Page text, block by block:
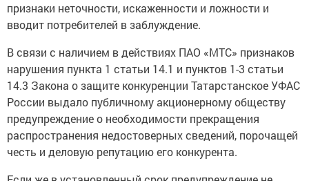
признаки неточности, искаженности и ложности и
вводит потребителей в заблуждение.
В связи с наличием в действиях ПАО «МТС» признаков
нарушения пункта 1 статьи 14.1 и пунктов 1-3 статьи
14.3 Закона о защите конкуренции Татарстанское УФАС
России выдало публичному акционерному обществу
предупреждение о необходимости прекращения
распространения недостоверных сведений, порочащей
честь и деловую репутацию его конкурента.